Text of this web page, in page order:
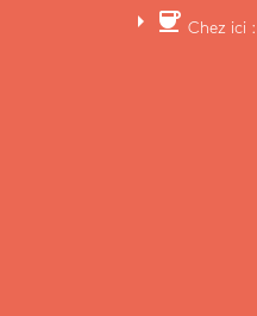
arrow_right coffee Chez ici